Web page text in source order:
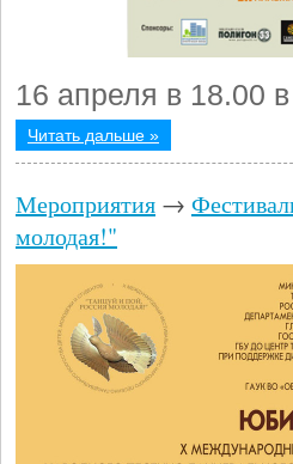
16 апреля в 18.00
Читать дальше »
Мероприятия →
молодая!"